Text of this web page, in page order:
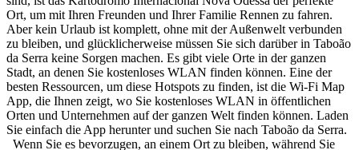
Ort, um mit Ihren Freunden und Ihrer Familie Rennen zu fahren.
Aber kein Urlaub ist komplett, ohne mit der Außenwelt verbunden
zu bleiben, und glücklicherweise müssen Sie sich darüber in Taboão
da Serra keine Sorgen machen. Es gibt viele Orte in der ganzen
Stadt, an denen Sie kostenloses WLAN finden können. Eine der
besten Ressourcen, um diese Hotspots zu finden, ist die Wi-Fi Map
App, die Ihnen zeigt, wo Sie kostenloses WLAN in öffentlichen
Orten und Unternehmen auf der ganzen Welt finden können. Laden
Sie einfach die App herunter und suchen Sie nach Taboão da Serra.
Wenn Sie es bevorzugen, an einem Ort zu bleiben, während Sie